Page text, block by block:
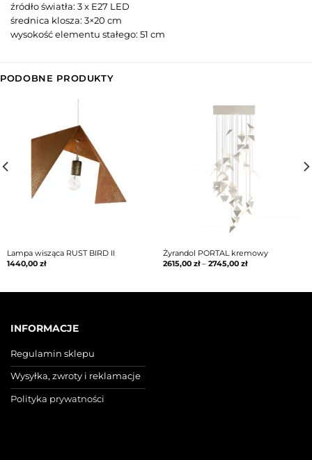
źródło światła: 3 x E27 LED
średnica klosza: 3×20 cm
wysokość elementu stałego: 51 cm
PODOBNE PRODUKTY
Lampa wisząca RUST BIRD II
1440,00 zł
Żyrandol PORTAL kremowy
2615,00 zł– 2745,00 zł
INFORMACJE
Regulamin sklepu
Wysyłka, zwroty i reklamacje
Polityka prywatności